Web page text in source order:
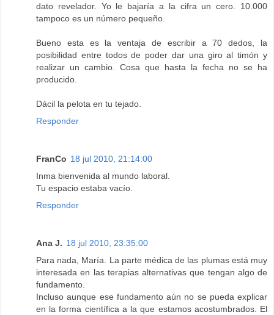
dato revelador. Yo le bajaría a la cifra un cero. 10.000
tampoco es un número pequeño.
Bueno esta es la ventaja de escribir a 70 dedos, la
posibilidad entre todos de poder dar una giro al timón y
realizar un cambio. Cosa que hasta la fecha no se ha
producido.
Dácil la pelota en tu tejado.
Responder
FranCo 18 jul 2010, 21:14:00
Inma bienvenida al mundo laboral.
Tu espacio estaba vacío.
Responder
Ana J. 18 jul 2010, 23:35:00
Para nada, María. La parte médica de las plumas está muy
interesada en las terapias alternativas que tengan algo de
fundamento.
Incluso aunque ese fundamento aún no se pueda explicar
en la forma científica a la que estamos acostumbrados. El